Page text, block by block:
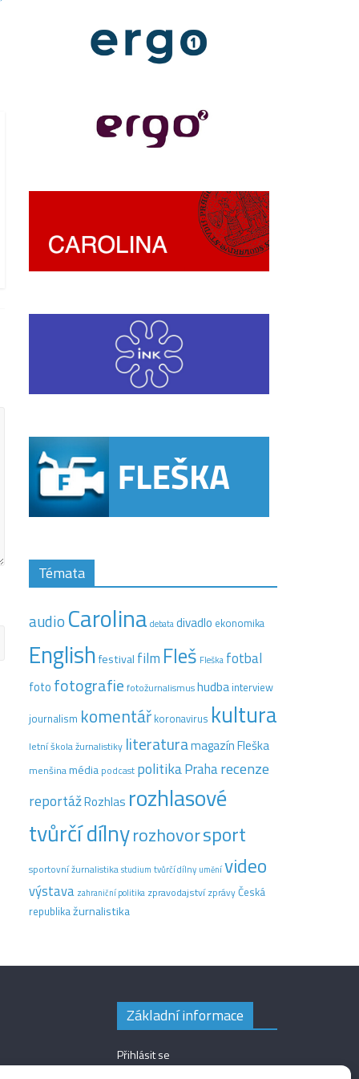
Témata
audio Carolina debatadivadlo ekonomika
Englishfestival film Fleš Fleška fotbal
foto fotografie fotožurnalismushudba interview
journalism komentář koronavirus kultura
letní škola žurnalistiky literaturamagazín Fleška
menšinamédia podcast politikaPraharecenze
reportážRozhlas rozhlasové
tvůrčí dílnyrozhovorsport
sportovní žurnalistikastudium tvůrčí dílny uměnívideo
výstava zahraniční politika zpravodajství zprávyČeská
republikažurnalistika
Základní informace
Přihlásit se